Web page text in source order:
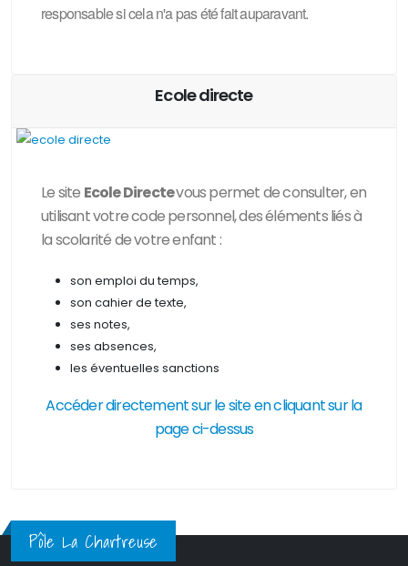
responsable si cela n'a pas été fait auparavant.
Ecole directe
Le site Ecole Directevous permet de consulter, en
utilisant votre code personnel, deséléments liés à
la scolarité de votre enfant :
son emploi du temps,
son cahier de texte,
ses notes,
ses absences,
les éventuelles sanctions
Accéder directement sur le site en cliquant sur la
page ci-dessus
Pôle La Chartreuse